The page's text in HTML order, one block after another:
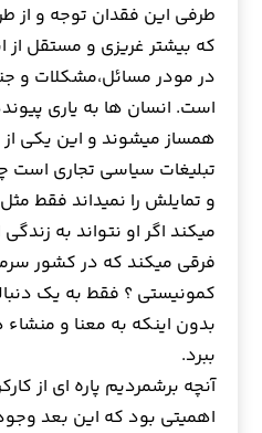
طرفي اين فقدان توجه و از
كه بيشتر غريزي و مستقل از
در مودر مسائل،مشكلات و
است. انسان ها به ياري
همساز ميشوند و اين يكي
تبليغات سياسي تجاري
و تمايلش را نميداند فقط
ميكند اگر او نتواند به
فرقي ميكند كه در كشور
كمونيستي ؟ فقط به يك
بدون اينكه به معنا و
ببرد.
آنچه برشمرديم پاره اي از
اهميتي بود كه اين بعد وجود